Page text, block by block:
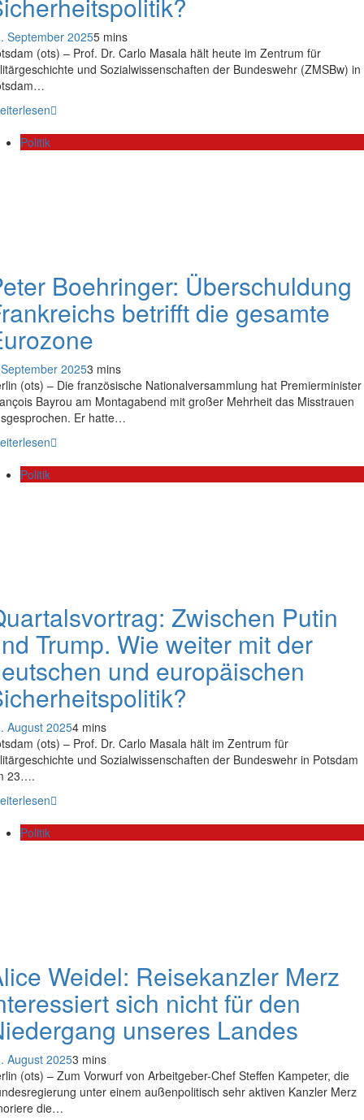
September 20255 mins
(ots) – Prof. Dr. Carlo Masala hält heute im Zentrum für
und Sozialwissenschaften der Bundeswehr (ZMSBw) in
Politik
Boehringer: Überschuldung
betrifft die gesamte
20253 mins
(ots) – Die französische Nationalversammlung hat Premierminister
Bayrou am Montagabend mit großer Mehrheit das Misstrauen
Er hatte…
Politik
Zwischen Putin
Trump. Wie weiter mit der
und europäischen
August 20254 mins
(ots) – Prof. Dr. Carlo Masala hält im Zentrum für
und Sozialwissenschaften der Bundeswehr in Potsdam
23….
Politik
Weidel: Reisekanzler Merz
sich nicht für den
unseres Landes
August 20253 mins
(ots) – Zum Vorwurf von Arbeitgeber-Chef Steffen Kampeter, die
unter einem außenpolitisch sehr aktiven Kanzler Merz
die…